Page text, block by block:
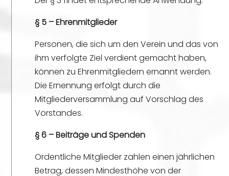
§ 5 – Ehrenmitglieder
Personen, die sich um den Verein und das von
ihm verfolgte Ziel verdient gemacht haben,
können zu Ehrenmitgliedern ernannt werden.
Die Ernennung erfolgt durch die
Mitgliederversammlung auf Vorschlag des
Vorstandes.
§ 6 – Beiträge und Spenden
Ordentliche Mitglieder zahlen einen jährlichen
Betrag, dessen Mindesthöhe von der